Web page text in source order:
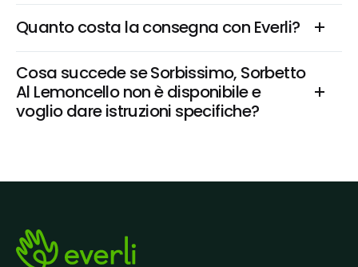
Quanto costa la consegna con Everli?
Cosa succede se Sorbissimo, Sorbetto
Al Lemoncello non è disponibile e
voglio dare istruzioni specifiche?